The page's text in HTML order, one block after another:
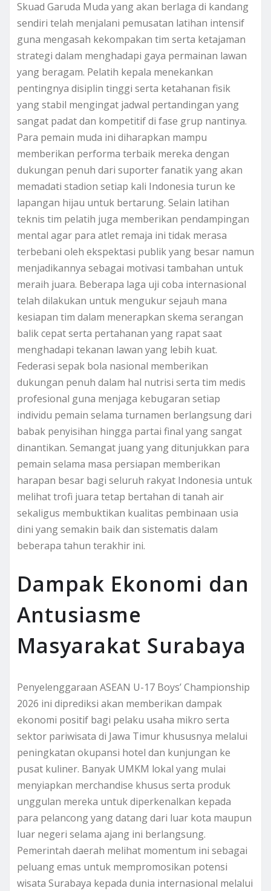
Skuad Garuda Muda yang akan berlaga di kandang
sendiri telah menjalani pemusatan latihan intensif
guna mengasah kekompakan tim serta ketajaman
strategi dalam menghadapi gaya permainan lawan
yang beragam. Pelatih kepala menekankan
pentingnya disiplin tinggi serta ketahanan fisik
yang stabil mengingat jadwal pertandingan yang
sangat padat dan kompetitif di fase grup nantinya.
Para pemain muda ini diharapkan mampu
memberikan performa terbaik mereka dengan
dukungan penuh dari suporter fanatik yang akan
memadati stadion setiap kali Indonesia turun ke
lapangan hijau untuk bertarung. Selain latihan
teknis tim pelatih juga memberikan pendampingan
mental agar para atlet remaja ini tidak merasa
terbebani oleh ekspektasi publik yang besar namun
menjadikannya sebagai motivasi tambahan untuk
meraih juara. Beberapa laga uji coba internasional
telah dilakukan untuk mengukur sejauh mana
kesiapan tim dalam menerapkan skema serangan
balik cepat serta pertahanan yang rapat saat
menghadapi tekanan lawan yang lebih kuat.
Federasi sepak bola nasional memberikan
dukungan penuh dalam hal nutrisi serta tim medis
profesional guna menjaga kebugaran setiap
individu pemain selama turnamen berlangsung dari
babak penyisihan hingga partai final yang sangat
dinantikan. Semangat juang yang ditunjukkan para
pemain selama masa persiapan memberikan
harapan besar bagi seluruh rakyat Indonesia untuk
melihat trofi juara tetap bertahan di tanah air
sekaligus membuktikan kualitas pembinaan usia
dini yang semakin baik dan sistematis dalam
beberapa tahun terakhir ini.
Dampak Ekonomi dan
Antusiasme
Masyarakat Surabaya
Penyelenggaraan ASEAN U-17 Boys’ Championship
2026 ini diprediksi akan memberikan dampak
ekonomi positif bagi pelaku usaha mikro serta
sektor pariwisata di Jawa Timur khususnya melalui
peningkatan okupansi hotel dan kunjungan ke
pusat kuliner. Banyak UMKM lokal yang mulai
menyiapkan merchandise khusus serta produk
unggulan mereka untuk diperkenalkan kepada
para pelancong yang datang dari luar kota maupun
luar negeri selama ajang ini berlangsung.
Pemerintah daerah melihat momentum ini sebagai
peluang emas untuk mempromosikan potensi
wisata Surabaya kepada dunia internasional melalui